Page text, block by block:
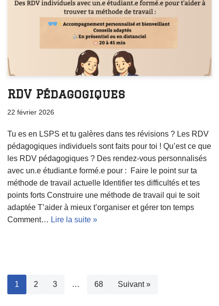
RDV Pédagogiques
22 février 2026
Tu es en LSPS et tu galères dans tes révisions ? Les RDV
pédagogiques individuels sont faits pour toi ! Qu’est ce que
les RDV pédagogiques ? Des rendez-vous personnalisés
avec un.e étudiant.e formé.e pour : Faire le point sur ta
méthode de travail actuelle Identifier tes difficultés et tes
points forts Construire une méthode de travail qui te soit
adaptée T’aider à mieux t’organiser et gérer ton temps
Comment… Lire la suite »
1 2 3 … 68 Suivant »